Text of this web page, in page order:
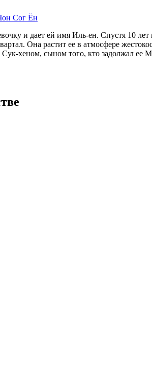
Сог Ён
и дает ей имя Иль-ен. Спустя 10
Она растит ее в атмосфере
хеном, сыном того, кто задолжал ее